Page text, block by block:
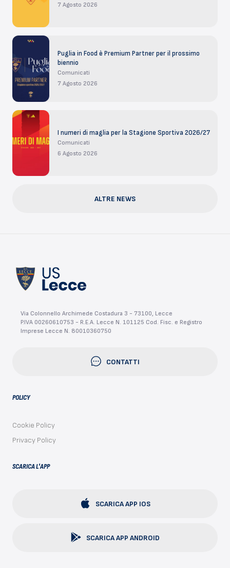
7 Agosto 2026
Puglia in Food è Premium Partner per il prossimo
biennio
Comunicati
7 Agosto 2026
I numeri di maglia per la Stagione Sportiva 2026/27
Comunicati
6 Agosto 2026
ALTRE NEWS
Via Colonnello Archimede Costadura 3 - 73100, Lecce
P.IVA 00260610753 - R.E.A. Lecce N. 101125 Cod. Fisc. e Registro
Imprese Lecce N. 80010360750
CONTATTI
POLICY
Cookie Policy
Privacy Policy
SCARICA L'APP
SCARICA APP IOS
SCARICA APP ANDROID